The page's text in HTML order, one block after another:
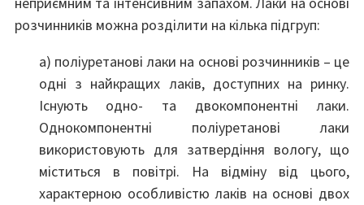
розчинників можна розділити на кілька підгруп:
a) поліуретанові лаки на основі розчинників – це
одні з найкращих лаків, доступних на ринку.
Існують одно- та двокомпонентні лаки.
Однокомпонентні поліуретанові лаки
використовують для затвердіння вологу, що
міститься в повітрі. На відміну від цього,
характерною особливістю лаків на основі двох